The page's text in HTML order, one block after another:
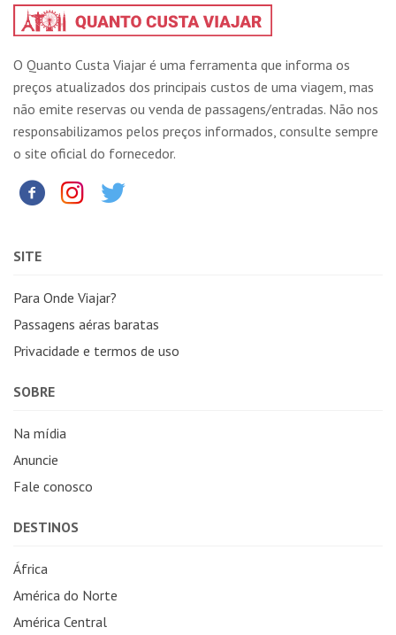
O Quanto Custa Viajar é uma ferramenta que informa os
preços atualizados dos principais custos de uma viagem, mas
não emite reservas ou venda de passagens/entradas. Não nos
responsabilizamos pelos preços informados, consulte sempre
o site oficial do fornecedor.
SITE
Para Onde Viajar?
Passagens aéras baratas
Privacidade e termos de uso
SOBRE
Na mídia
Anuncie
Fale conosco
DESTINOS
África
América do Norte
América Central